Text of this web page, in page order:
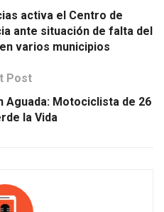
activa el Centro de
ante situación de falta del
varios municipios
Post
Aguada: Motociclista de 26
la Vida